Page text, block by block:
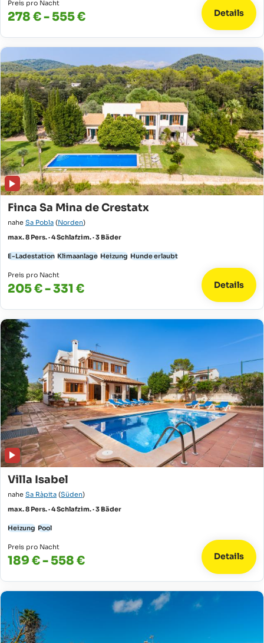
Preis pro Nacht
278 € - 555 € Details
Finca Sa Mina de Crestatx
nahe Sa Pobla (Norden)
max. 8 Pers. · 4 Schlafzim. · 3 Bäder
E-Ladestation Klimaanlage Heizung Hunde erlaubt
Preis pro Nacht
205 € - 331 € Details
Villa Isabel
nahe Sa Ràpita (Süden)
max. 8 Pers. · 4 Schlafzim. · 3 Bäder
Heizung Pool
Preis pro Nacht
189 € - 558 € Details